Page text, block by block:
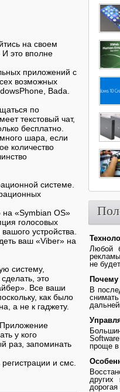
на своем
это вполне
приложений с
возможных
Bada.
по
текстовый чат,
бесплатно.
шара, если
количество
системе.
на «Symbian OS»
голосовых
устройства.
ваш «Viber» на
систему,
это
Все ваши
как было
а не к гаджету.
у кого
раз, запоминать
и смс.
Любой
не
В
проще в
других
дорогая